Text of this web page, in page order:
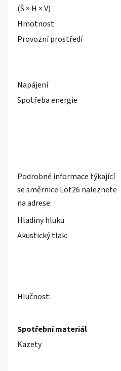
(Š × H × V)
Hmotnost
Provozní prostředí
Napájení
Spotřeba energie
Podrobné informace týkající
se směrnice Lot26 naleznete
na adrese:
Hladiny hluku
Akustický tlak:
Hlučnost:
Spotřební materiál
Kazety